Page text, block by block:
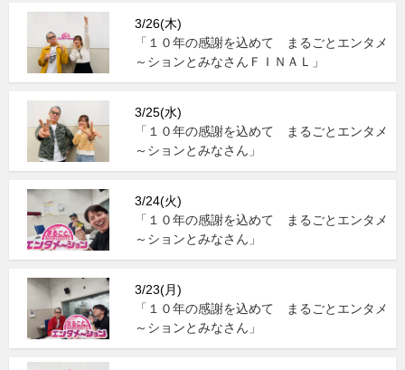
3/26(木)
「１０年の感謝を込めて まるごとエンタメ
～ションとみなさんＦＩＮＡＬ」
3/25(水)
「１０年の感謝を込めて まるごとエンタメ
～ションとみなさん」
3/24(火)
「１０年の感謝を込めて まるごとエンタメ
～ションとみなさん」
3/23(月)
「１０年の感謝を込めて まるごとエンタメ
～ションとみなさん」